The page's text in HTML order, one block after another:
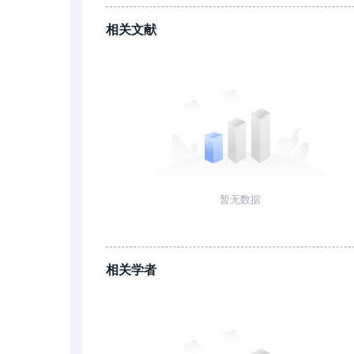
相关文献
暂无数据
相关学者